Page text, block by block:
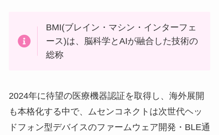
BMI(ブレイン・マシン・インターフェ
ース)は、脳科学とAIが融合した技術の
総称
2024年に待望の医療機器認証を取得し、海外展開
も本格化する中で、ムセンコネクトは次世代ヘッ
ドフォン型デバイスのファームウェア開発・BLE通